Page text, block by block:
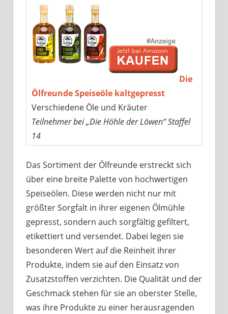
Die
Ölfreunde Speiseöle kaltgepresst
Verschiedene Öle und Kräuter
Teilnehmer bei „Die Höhle der Löwen“ Staffel
14
Das Sortiment der Ölfreunde erstreckt sich
über eine breite Palette von hochwertigen
Speiseölen. Diese werden nicht nur mit
größter Sorgfalt in ihrer eigenen Ölmühle
gepresst, sondern auch sorgfältig gefiltert,
etikettiert und versendet. Dabei legen sie
besonderen Wert auf die Reinheit ihrer
Produkte, indem sie auf den Einsatz von
Zusatzstoffen verzichten. Die Qualität und der
Geschmack stehen für sie an oberster Stelle,
was ihre Produkte zu einer herausragenden